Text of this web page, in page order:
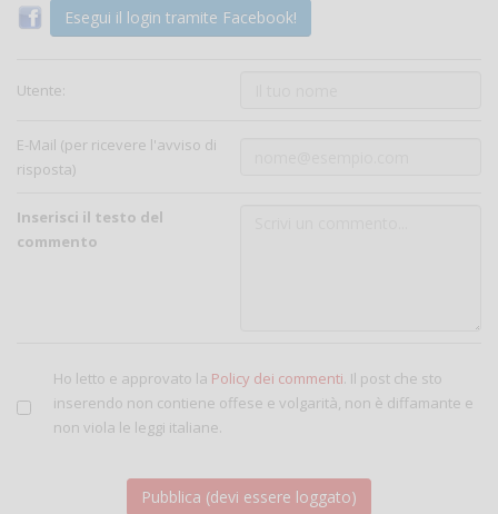
Esegui il login tramite Facebook!
Utente:
E-Mail (per ricevere l'avviso di
risposta)
Inserisci il testo del
commento
Ho letto e approvato la Policy dei commenti. Il post che sto
inserendo non contiene offese e volgarità, non è diffamante e
non viola le leggi italiane.